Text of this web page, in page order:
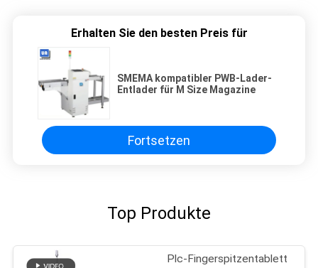
Erhalten Sie den besten Preis für
SMEMA kompatibler PWB-Lader-
Entlader für M Size Magazine
Fortsetzen
Top Produkte
Plc-Fingerspitzentablett